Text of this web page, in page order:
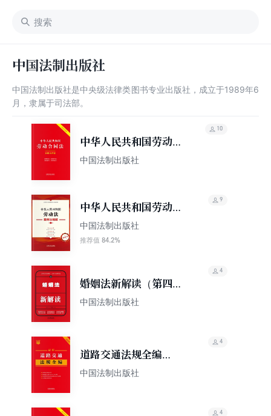
中国法制出版社
中国法制出版社是中央级法律类图书专业出版社，成立于1989年6
月，隶属于司法部。
中华人民共和国劳动合
同法：案例注释版（双
中国法制出版社
10
中华人民共和国劳动
法：案例注释版（第五
版）
中国法制出版社
推荐值 84.2%
9
婚姻法新解读（第四
版）
中国法制出版社
4
道路交通法规全编
（2024年版）
中国法制出版社
4
4